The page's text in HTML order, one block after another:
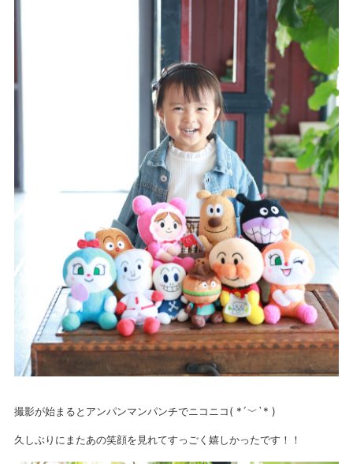
撮影が始まるとアンパンマンパンチでニコニコ( *´﹀`* )
久しぶりにまたあの笑顔を見れてすっごく嬉しかったです！！